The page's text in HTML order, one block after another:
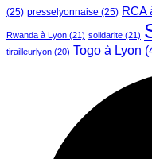
(25) presselyonnaise (25) RCA
Rwanda à Lyon (21) solidarite (21)
tirailleurlyon (20) Togo à Lyon